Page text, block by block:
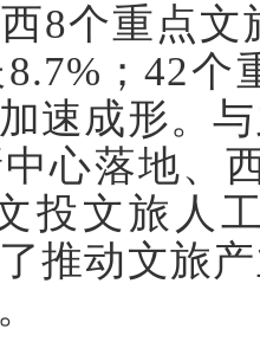
8个重点
；42
速成形。
心落地、
投文旅人
推动文旅